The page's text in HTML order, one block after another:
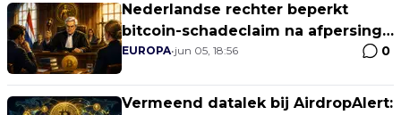
Nederlandse rechter beperkt
bitcoin-schadeclaim na afpersing
bij Allekabels
EUROPA•jun 05, 18:56 0
Vermeend datalek bij AirdropAlert: